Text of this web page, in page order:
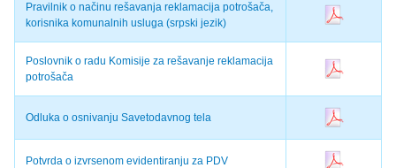
Pravilnik o načinu rešavanja reklamacija potrošača,
korisnika komunalnih usluga (srpski jezik)
Poslovnik o radu Komisije za rešavanje reklamacija
potrošača
Odluka o osnivanju Savetodavnog tela
Potvrda o izvrsenom evidentiranju za PDV